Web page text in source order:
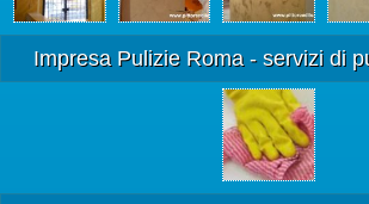
Impresa Pulizie Roma - servizi di